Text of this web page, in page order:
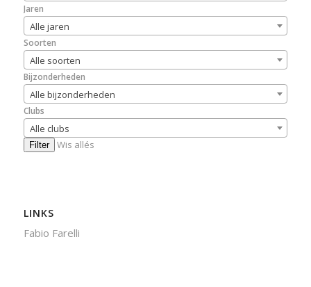
Jaren
Alle jaren
Soorten
Alle soorten
Bijzonderheden
Alle bijzonderheden
Clubs
Alle clubs
Filter Wis allés
LINKS
Fabio Farelli